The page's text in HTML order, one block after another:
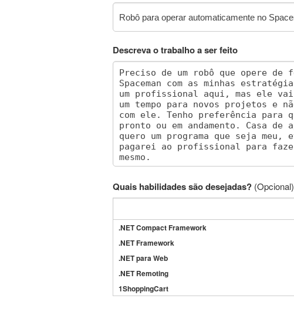
Descreva o trabalho a ser feito
Quais habilidades são desejadas? (Opcional)
.NET Compact Framework
.NET Framework
.NET para Web
.NET Remoting
1ShoppingCart